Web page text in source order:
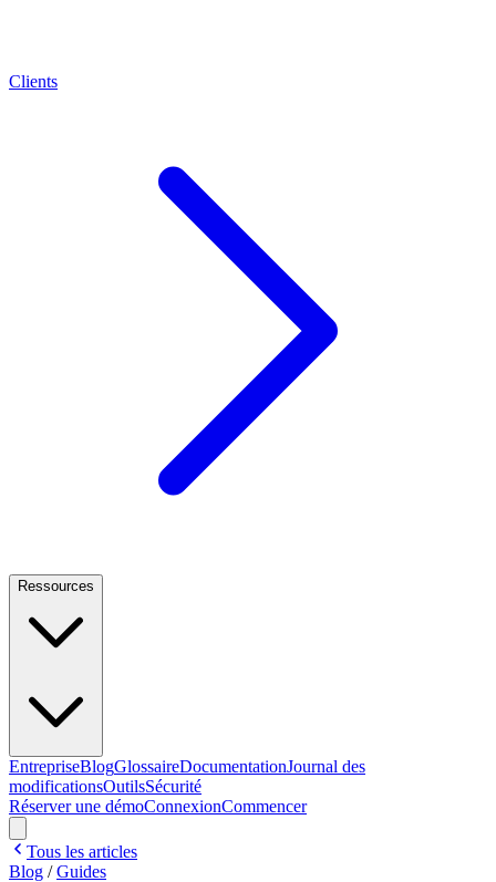
Clients
Ressources
EntrepriseBlogGlossaireDocumentationJournal des
modificationsOutilsSécurité
Réserver une démoConnexionCommencer
Tous les articles
Blog /Guides